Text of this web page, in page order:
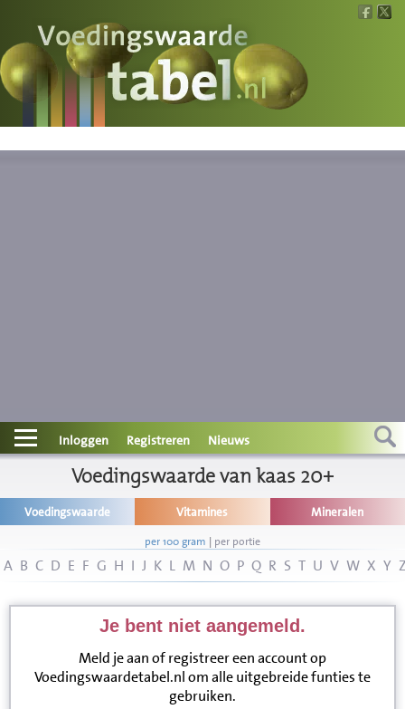
Voedingswaarde
Wat is wat?
Contact
Informatie
Disclaimer
Inloggen Registreren Nieuws
Voedingswaarde van kaas 20+
Voedingswaarde Vitamines Mineralen
per 100 gram | per portie
A B C D E F G H I J K L M N O P Q R S T U V W X Y
Je bent niet aangemeld.
Meld je aan of registreer een account op
Voedingswaardetabel.nl om alle uitgebreide funties te
gebruiken.